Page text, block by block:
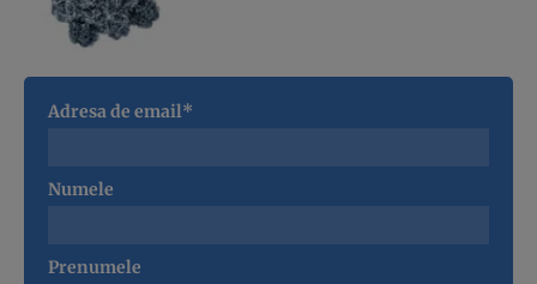
Adresa de email*
Numele
Prenumele